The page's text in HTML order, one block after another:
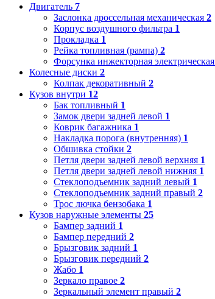
Двигатель 7
Заслонка дроссельная механическая 2
Корпус воздушного фильтра 1
Прокладка 1
Рейка топливная (рампа) 2
Форсунка инжекторная электрическая
Колесные диски 2
Колпак декоративный 2
Кузов внутри 12
Бак топливный 1
Замок двери задней левой 1
Коврик багажника 1
Накладка порога (внутренняя) 1
Обшивка стойки 2
Петля двери задней левой верхняя 1
Петля двери задней левой нижняя 1
Стеклоподъемник задний левый 1
Стеклоподъемник задний правый 2
Трос лючка бензобака 1
Кузов наружные элементы 25
Бампер задний 1
Бампер передний 2
Брызговик задний 1
Брызговик передний 2
Жабо 1
Зеркало правое 2
Зеркальный элемент правый 2